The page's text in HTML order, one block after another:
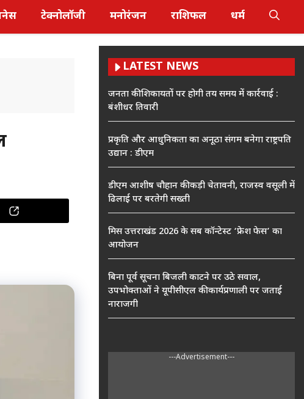
टेक्नोलॉजी मनोरंजन राशिफल धर्म
LATEST NEWS
जनता की शिकायतों पर होगी तय समय में कार्रवाई :
बंशीधर तिवारी
प्रकृति और आधुनिकता का अनूठा संगम बनेगा राष्ट्रपति
उद्यान : डीएम
डीएम आशीष चौहान की कड़ी चेतावनी, राजस्व वसूली में
ढिलाई पर बरतेगी सख्ती
मिस उत्तराखंड 2026 के सब कॉन्टेस्ट ‘फ्रेश फेस’ का
आयोजन
बिना पूर्व सूचना बिजली काटने पर उठे सवाल,
उपभोक्ताओं ने यूपीसीएल की कार्यप्रणाली पर जताई
नाराजगी
---Advertisement---